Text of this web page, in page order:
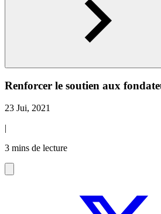
Renforcer le soutien aux
23 Jui, 2021
|
3 mins de lecture